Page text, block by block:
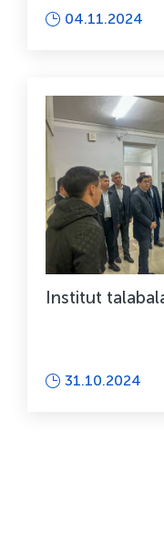
04.11.2024
Institut
31.10.2024